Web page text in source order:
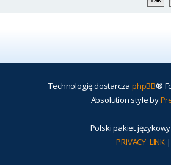
Technologię dostarcza phpBB®
Absolution style by
Polski pakiet
PRIVACY_LINK |